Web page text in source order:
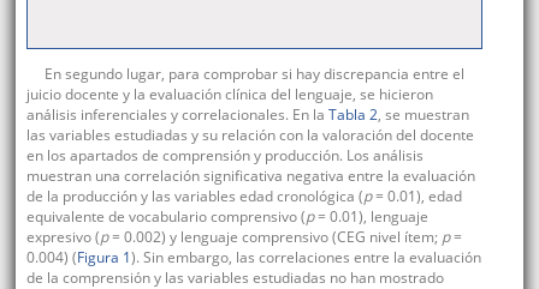
En segundo lugar, para comprobar si hay discrepancia entre el
juicio docente y la evaluación clínica del lenguaje, se hicieron
análisis inferenciales y correlacionales. En la Tabla 2, se muestran
las variables estudiadas y su relación con la valoración del docente
en los apartados de comprensión y producción. Los análisis
muestran una correlación significativa negativa entre la evaluación
de la producción y las variables edad cronológica (p= 0.01), edad
equivalente de vocabulario comprensivo (p= 0.01), lenguaje
expresivo (p= 0.002) y lenguaje comprensivo (CEG nivel ítem; p=
0.004) (Figura 1). Sin embargo, las correlaciones entre la evaluación
de la comprensión y las variables estudiadas no han mostrado